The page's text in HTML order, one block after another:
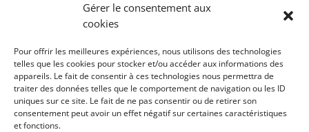
Gérer le consentement aux
cookies
Pour offrir les meilleures expériences, nous utilisons des technologies
telles que les cookies pour stocker et/ou accéder aux informations des
appareils. Le fait de consentir à ces technologies nous permettra de
traiter des données telles que le comportement de navigation ou les ID
uniques sur ce site. Le fait de ne pas consentir ou de retirer son
consentement peut avoir un effet négatif sur certaines caractéristiques
et fonctions.